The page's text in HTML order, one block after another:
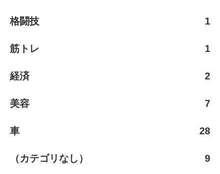
格闘技 1
筋トレ 1
経済 2
美容 7
車 28
（カテゴリなし） 9